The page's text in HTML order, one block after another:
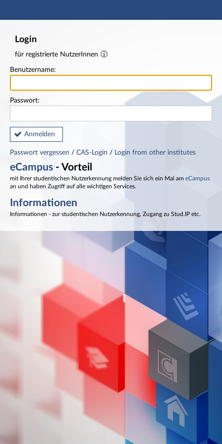
Hauptnavigation
Login
für registrierte NutzerInnen
Benutzername:
Passwort:
Anmelden
Passwort vergessen / CAS-Login / Login from other institutes
eCampus - Vorteil
mit Ihrer studentischen Nutzerkennung melden Sie sich ein Mal am eCampus
an und haben Zugriff auf alle wichtigen Services.
Informationen
Informationen - zur studentischen Nutzerkennung, Zugang zu Stud.IP etc.